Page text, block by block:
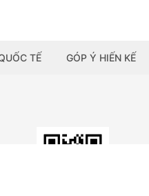
TẾ GÓP Ý HIẾN KẾ